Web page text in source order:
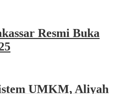
Resmi Buka
UMKM, Aliyah